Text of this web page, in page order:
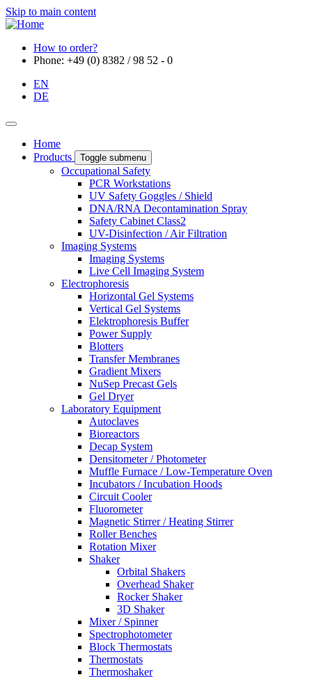
Skip to main content
How to order?
Phone: +49 (0) 8382 / 98 52 - 0
EN
DE
Home
Products
Toggle submenu
Occupational Safety
PCR Workstations
UV Safety Goggles / Shield
DNA/RNA Decontamination Spray
Safety Cabinet Class2
UV-Disinfection / Air Filtration
Imaging Systems
Imaging Systems
Live Cell Imaging System
Electrophoresis
Horizontal Gel Systems
Vertical Gel Systems
Elektrophoresis Buffer
Power Supply
Blotters
Transfer Membranes
Gradient Mixers
NuSep Precast Gels
Gel Dryer
Laboratory Equipment
Autoclaves
Bioreactors
Decap System
Densitometer / Photometer
Muffle Furnace / Low-Temperature Oven
Incubators / Incubation Hoods
Circuit Cooler
Fluorometer
Magnetic Stirrer / Heating Stirrer
Roller Benches
Rotation Mixer
Shaker
Orbital Shakers
Overhead Shaker
Rocker Shaker
3D Shaker
Mixer / Spinner
Spectrophotometer
Block Thermostats
Thermostats
Thermoshaker